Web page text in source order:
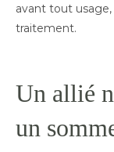
avant tout
traitement.
Un allié
un